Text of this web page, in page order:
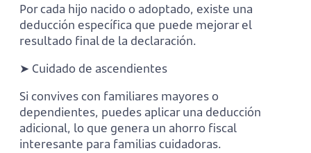
Por cada hijo nacido o adoptado, existe una
deducción específica que puede mejorar el
resultado final de la declaración.
➤ Cuidado de ascendientes
Si convives con familiares mayores o
dependientes, puedes aplicar una deducción
adicional, lo que genera un ahorro fiscal
interesante para familias cuidadoras.